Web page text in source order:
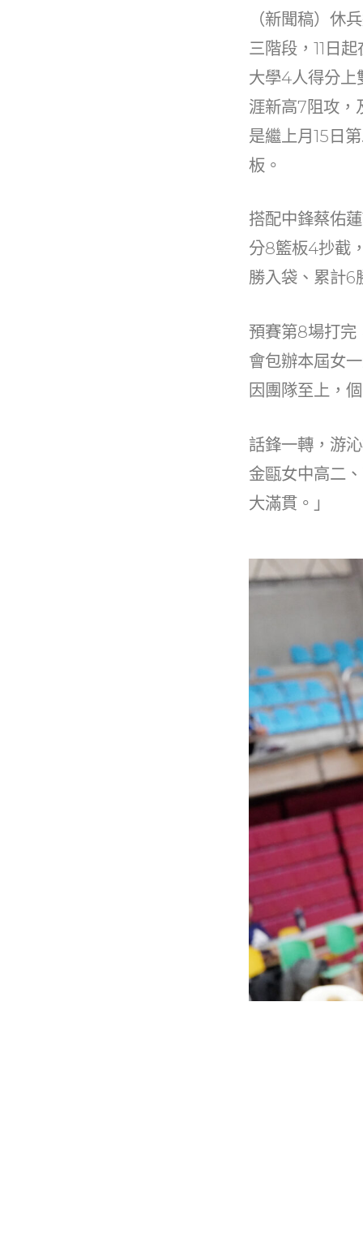
e c
e
b
o
o
k
（新聞稿）休
三階段，11日
大學4人得分上
涯新高7阻攻，
是繼上月15日
板。
搭配中鋒蔡佑
分8籃板4抄截
勝入袋、累計6
預賽第8場打完
會包辦本屆女
因團隊至上，
話鋒一轉，游
金甌女中高二
大滿貫。」